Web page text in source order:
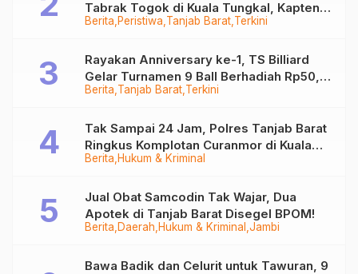
Berita Peristiwa Tanjab Barat Terkini
Tabrak Togok di Kuala Tungkal, Kapten
Sempat Hilang
Berita Tanjab Barat Terkini
Rayakan Anniversary ke-1, TS Billiard
Gelar Turnamen 9 Ball Berhadiah Rp50,8
Juta
Berita Hukum & Kriminal
Tak Sampai 24 Jam, Polres Tanjab Barat
Ringkus Komplotan Curanmor di Kuala
Tungkal
Berita Daerah Hukum & Kriminal Jambi
Jual Obat Samcodin Tak Wajar, Dua
Apotek di Tanjab Barat Disegel BPOM!
Bawa Badik dan Celurit untuk Tawuran, 9